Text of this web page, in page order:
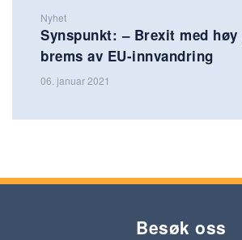
Nyhet
Synspunkt: – Brexit med
brems av EU-innvandring
06. januar 2021
Besøk oss